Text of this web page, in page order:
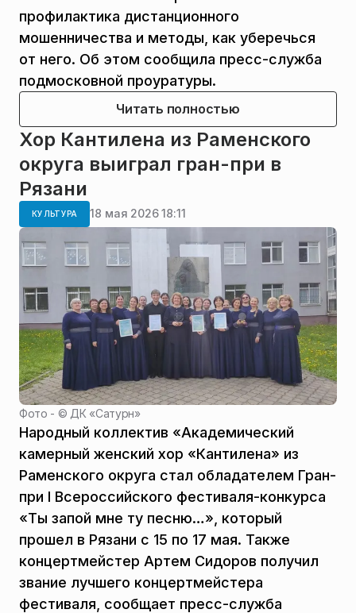
профилактика дистанционного
мошенничества и методы, как уберечься
от него. Об этом сообщила пресс-служба
подмосковной проуратуры.
Читать полностью
Хор Кантилена из Раменского
округа выиграл гран-при в
Рязани
КУЛЬТУРА 18 мая 2026 18:11
Фото - © ДК «Сатурн»
Народный коллектив «Академический
камерный женский хор «Кантилена» из
Раменского округа стал обладателем Гран-
при I Всероссийского фестиваля-конкурса
«Ты запой мне ту песню…», который
прошел в Рязани с 15 по 17 мая. Также
концертмейстер Артем Сидоров получил
звание лучшего концертмейстера
фестиваля, сообщает пресс-служба